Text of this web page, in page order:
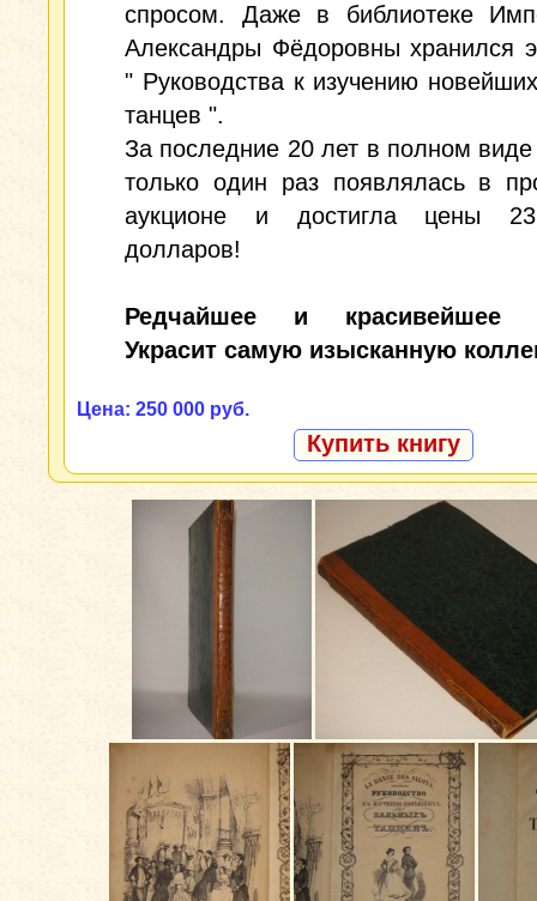
спросом. Даже в библиотеке
Александры Фёдоровны хранился
" Руководства к изучению
танцев ".
За последние 20 лет в полном виде
только один раз появлялась в
аукционе и достигла цены
долларов!
Редчайшее и красивейшее
Украсит самую изысканную
Цена: 250 000 руб.
Купить книгу